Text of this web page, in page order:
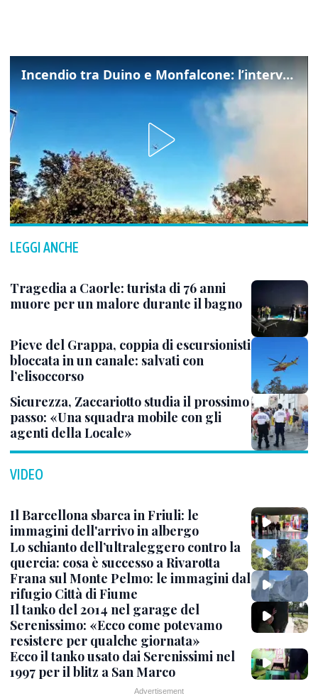
Incendio tra Duino e Monfalcone: l’intervento dei vigili del fuoco
LEGGI ANCHE
Tragedia a Caorle: turista di 76 anni
muore per un malore durante il bagno
Pieve del Grappa, coppia di escursionisti
bloccata in un canale: salvati con
l’elisoccorso
Sicurezza, Zaccariotto studia il prossimo
passo: «Una squadra mobile con gli
agenti della Locale»
VIDEO
Il Barcellona sbarca in Friuli: le
immagini dell'arrivo in albergo
Lo schianto dell’ultraleggero contro la
quercia: cosa è successo a Rivarotta
Frana sul Monte Pelmo: le immagini dal
rifugio Città di Fiume
Il tanko del 2014 nel garage del
Serenissimo: «Ecco come potevamo
resistere per qualche giornata»
Ecco il tanko usato dai Serenissimi nel
1997 per il blitz a San Marco